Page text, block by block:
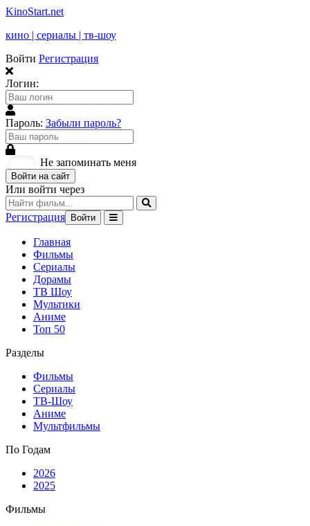
KinoStart.net
кино | сериалы | тв-шоу
Войти Регистрация
Логин:
Пароль: Забыли пароль?
Не запоминать меня
Войти на сайт
Или войти через
Регистрация Войти
Главная
Фильмы
Сериалы
Дорамы
ТВ Шоу
Мультики
Аниме
Топ 50
Разделы
Фильмы
Сериалы
ТВ-Шоу
Аниме
Мультфильмы
По Годам
2026
2025
Фильмы